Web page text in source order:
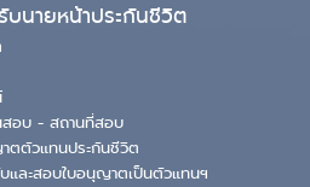
นายหน้าประกันชีวิต
อบ - สถานที่สอบ
ตตัวแทนประกันชีวิต
และสอบใบอนุญาตเป็นตัวแทนฯ